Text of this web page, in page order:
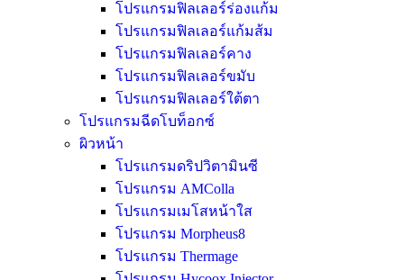
โปรแกรมฟิลเลอร์ร่องแก้ม
โปรแกรมฟิลเลอร์แก้มส้ม
โปรแกรมฟิลเลอร์คาง
โปรแกรมฟิลเลอร์ขมับ
โปรแกรมฟิลเลอร์ใต้ตา
โปรแกรมฉีดโบท็อกซ์
ผิวหน้า
โปรแกรมดริปวิตามินซี
โปรแกรม AMColla
โปรแกรมเมโสหน้าใส
โปรแกรม Morpheus8
โปรแกรม Thermage